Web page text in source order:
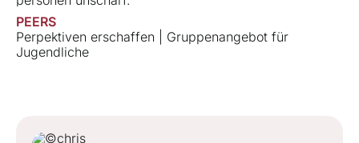
PEERS
Perpektiven erschaffen | Gruppenangebot für
Jugendliche